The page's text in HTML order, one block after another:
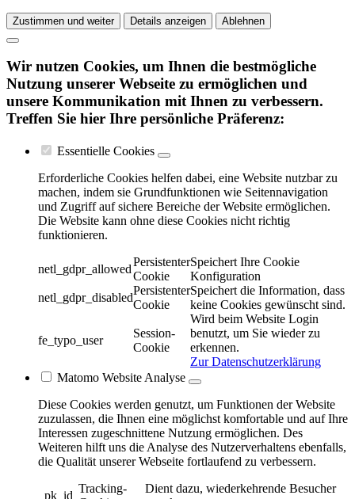
Zustimmen und weiter Details anzeigen Ablehnen
Wir nutzen Cookies, um Ihnen die bestmögliche
Nutzung unserer Webseite zu ermöglichen und
unsere Kommunikation mit Ihnen zu verbessern.
Treffen Sie hier Ihre persönliche Präferenz:
Essentielle Cookies
Erforderliche Cookies helfen dabei, eine Website nutzbar zu
machen, indem sie Grundfunktionen wie Seitennavigation
und Zugriff auf sichere Bereiche der Website ermöglichen.
Die Website kann ohne diese Cookies nicht richtig
funktionieren.
netl_gdpr_allowed
Persistenter
Cookie
Speichert Ihre Cookie
Konfiguration
netl_gdpr_disabled
Persistenter
Cookie
Speichert die Information, dass
keine Cookies gewünscht sind.
fe_typo_user
Session-
Cookie
Wird beim Website Login
benutzt, um Sie wieder zu
erkennen.
Zur Datenschutzerklärung
Matomo Website Analyse
Diese Cookies werden genutzt, um Funktionen der Website
zuzulassen, die Ihnen eine möglichst komfortable und auf Ihre
Interessen zugeschnittene Nutzung ermöglichen. Des
Weiteren hilft uns die Analyse des Nutzerverhaltens ebenfalls,
die Qualität unserer Webseite fortlaufend zu verbessern.
_pk_id
Tracking-
Dient dazu, wiederkehrende Besucher